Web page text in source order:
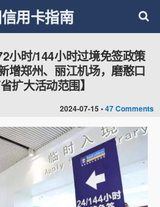
用卡指南
2024-07-15 •47 Comments
小时/144小时过境免签政策
增郑州、丽江机场，磨憨口
扩大活动范围】